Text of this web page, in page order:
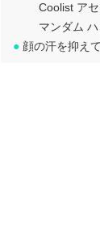
Coolist ア
マンダム
● 顔の汗を抑え